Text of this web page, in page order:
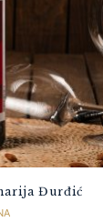
Đurđić